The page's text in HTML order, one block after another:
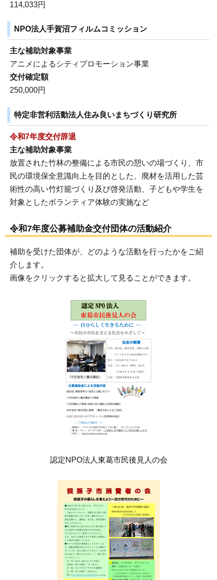
114,033円
NPO法人手賀沼フィルムコミッション
主な補助対象事業
アニメによるシティプロモーション事業
交付確定額
250,000円
特定非営利活動法人住み良いまちづくり研究所
令和7年度交付辞退
主な補助対象事業
放置された竹林の整備による市民の憩いの場づくり、市
民の環境保全意識向上を目的とした、廃材を活用した芸
術性の高い竹灯籠づくり及び啓発活動、子どもや学生を
対象としたボランティア体験の実施など
令和7年度公募補助金交付団体の活動紹介
補助を受けた団体が、どのような活動を行ったかをご紹
介します。
画像をクリックすると拡大して見ることができます。
認定NPO法人東葛市民後見人の会